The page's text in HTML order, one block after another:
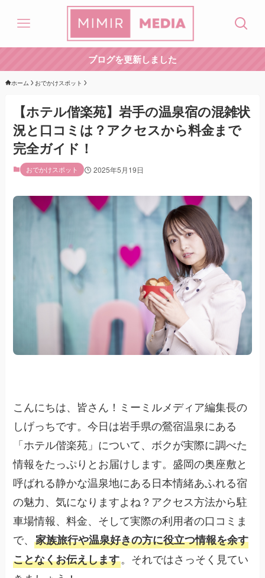
ブログを更新しました
ホーム おでかけスポット
【ホテル偕楽苑】岩手の温泉宿の混雑状
況と口コミは？アクセスから料金まで
完全ガイド！
おでかけスポット 2025年5月19日
こんにちは、皆さん！ミーミルメディア編集長の
しげっちです。今日は岩手県の鶯宿温泉にある
「ホテル偕楽苑」について、ボクが実際に調べた
情報をたっぷりとお届けします。盛岡の奥座敷と
呼ばれる静かな温泉地にある日本情緒あふれる宿
の魅力、気になりますよね？アクセス方法から駐
車場情報、料金、そして実際の利用者の口コミま
で、家族旅行や温泉好きの方に役立つ情報を余す
ことなくお伝えします。それではさっそく見てい